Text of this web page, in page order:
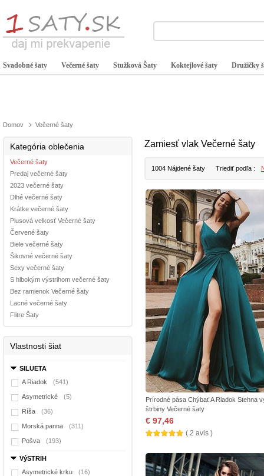
Svadobné šaty Večerné šaty Stužková Šaty Koktejlové šaty Družičky
Domov Večerné šaty
Kategória oblečenia
Večerné šaty
Predaj večerné šaty
2023 večerné šaty
Dlhé večerné šaty
Krátke večerné šaty
Plusová velkosť Večerné šaty
Červené šaty
Biele večerné šaty
Šikovné večerné šaty
Sexy večerné šaty
S hlbokým výstrihom večerné šaty
Bez ramienok Večerné šaty
Lacné večerné šaty
Flitre Šaty
Vlastnosti šiat
SILUETA
A Riadok
(541)
Asymetrické (5)
Ríša (36)
Morská panna (311)
Pošva (193)
VýSTRIH
Asymetrické krku
(16)
Zamiesť vlak Večerné šaty
1004 Nájdené šaty Triediť podľa :
Prírodné pása Chýbať A Riadok Stehna
štrbiny Večerné šaty
€ 97,46
( 2 avis )